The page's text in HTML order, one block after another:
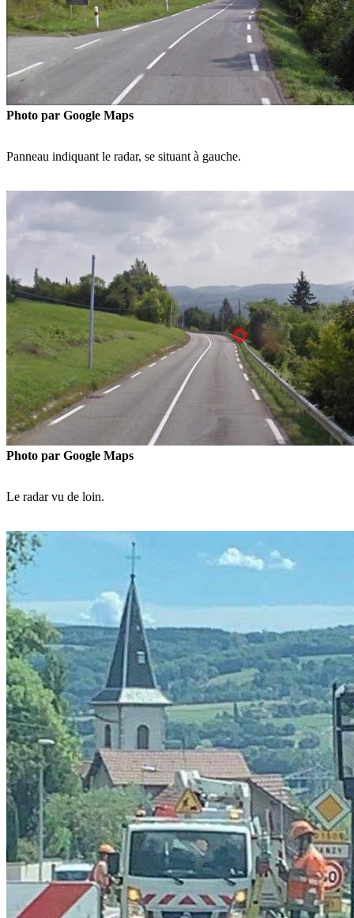
Photo par Google Maps
Panneau indiquant le radar, se situant à gauche.
Photo par Google Maps
Le radar vu de loin.